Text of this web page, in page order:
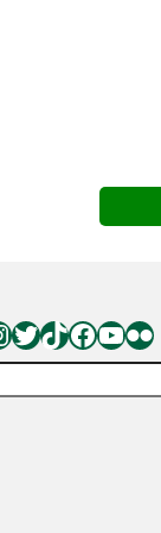
Twitter
TikTokFacebook
YouTube
Flickr